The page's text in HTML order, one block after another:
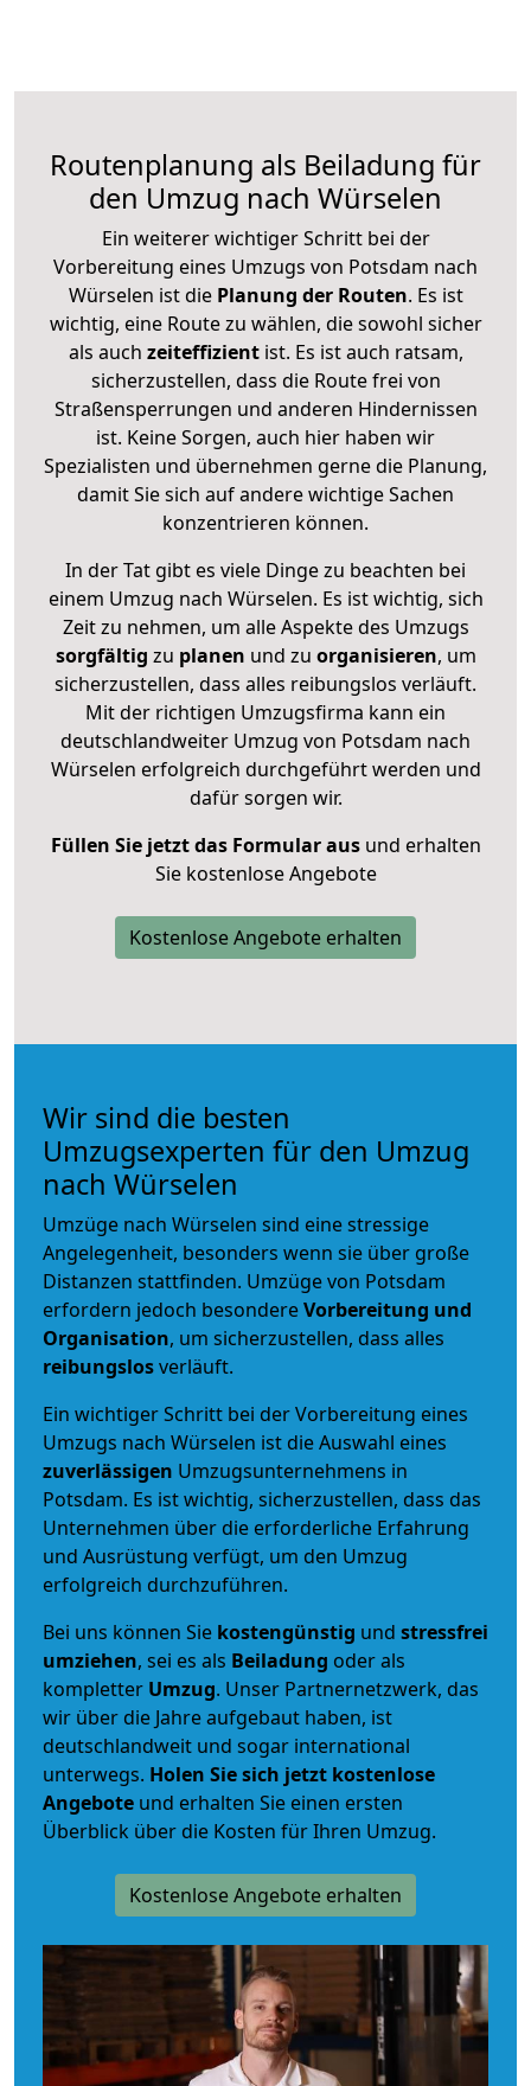
Routenplanung als Beiladung für
den Umzug nach Würselen
Ein weiterer wichtiger Schritt bei der
Vorbereitung eines Umzugs von Potsdam nach
Würselen ist diePlanung der Routen. Es ist
wichtig, eine Route zu wählen, die sowohl sicher
als auch zeiteffizientist. Es ist auch ratsam,
sicherzustellen, dass die Route frei von
Straßensperrungen und anderen Hindernissen
ist. Keine Sorgen, auch hier haben wir
Spezialisten und übernehmen gerne die Planung,
damit Sie sich auf andere wichtige Sachen
konzentrieren können.
In der Tat gibt es viele Dinge zu beachten bei
einem Umzug nach Würselen. Es ist wichtig, sich
Zeit zu nehmen, um alle Aspekte des Umzugs
sorgfältig zu planen und zu organisieren, um
sicherzustellen, dass alles reibungslos verläuft.
Mit der richtigen Umzugsfirma kann ein
deutschlandweiter Umzug von Potsdam nach
Würselen erfolgreich durchgeführt werden und
dafür sorgen wir.
Füllen Sie jetzt das Formular ausund erhalten
Sie kostenlose Angebote
Kostenlose Angebote erhalten
Wir sind die besten
Umzugsexperten für den Umzug
nach Würselen
Umzüge nach Würselen sind eine stressige
Angelegenheit, besonders wenn sie über große
Distanzen stattfinden. Umzüge von Potsdam
erfordern jedoch besondereVorbereitung und
Organisation, um sicherzustellen, dass alles
reibungslosverläuft.
Ein wichtiger Schritt bei der Vorbereitung eines
Umzugs nach Würselen ist die Auswahl eines
zuverlässigen Umzugsunternehmens in
Potsdam. Es ist wichtig, sicherzustellen, dass das
Unternehmen über die erforderliche Erfahrung
und Ausrüstung verfügt, um den Umzug
erfolgreich durchzuführen.
Bei uns können Sie kostengünstig und stressfrei
umziehen, sei es als Beiladung oder als
kompletter Umzug. Unser Partnernetzwerk, das
wir über die Jahre aufgebaut haben, ist
deutschlandweit und sogar international
unterwegs. Holen Sie sich jetzt kostenlose
Angebote und erhalten Sie einen ersten
Überblick über die Kosten für Ihren Umzug.
Kostenlose Angebote erhalten